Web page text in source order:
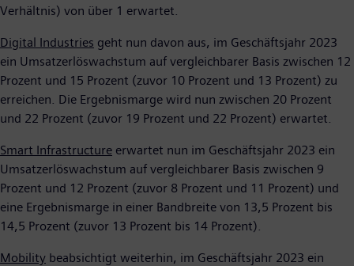
Verhältnis) von über 1 erwartet.
Digital Industries geht nun davon aus, im Geschäftsjahr 2023
ein Umsatzerlöswachstum auf vergleichbarer Basis zwischen 12
Prozent und 15 Prozent (zuvor 10 Prozent und 13 Prozent) zu
erreichen. Die Ergebnismarge wird nun zwischen 20 Prozent
und 22 Prozent (zuvor 19 Prozent und 22 Prozent) erwartet.
Smart Infrastructure erwartet nun im Geschäftsjahr 2023 ein
Umsatzerlöswachstum auf vergleichbarer Basis zwischen 9
Prozent und 12 Prozent (zuvor 8 Prozent und 11 Prozent) und
eine Ergebnismarge in einer Bandbreite von 13,5 Prozent bis
14,5 Prozent (zuvor 13 Prozent bis 14 Prozent).
Mobility beabsichtigt weiterhin, im Geschäftsjahr 2023 ein